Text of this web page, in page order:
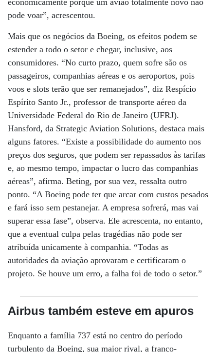
economicamente porque um avião totalmente novo não
pode voar”, acrescentou.
Mais que os negócios da Boeing, os efeitos podem se
estender a todo o setor e chegar, inclusive, aos
consumidores. “No curto prazo, quem sofre são os
passageiros, companhias aéreas e os aeroportos, pois
voos e slots terão que ser remanejados”, diz Respício
Espírito Santo Jr., professor de transporte aéreo da
Universidade Federal do Rio de Janeiro (UFRJ).
Hansford, da Strategic Aviation Solutions, destaca mais
alguns fatores. “Existe a possibilidade do aumento nos
preços dos seguros, que podem ser repassados às tarifas
e, ao mesmo tempo, impactar o lucro das companhias
aéreas”, afirma. Beting, por sua vez, ressalta outro
ponto. “A Boeing pode ter que arcar com custos pesados
e fará isso sem pestanejar. A empresa sofrerá, mas vai
superar essa fase”, observa. Ele acrescenta, no entanto,
que a eventual culpa pelas tragédias não pode ser
atribuída unicamente à companhia. “Todas as
autoridades da aviação aprovaram e certificaram o
projeto. Se houve um erro, a falha foi de todo o setor.”
Airbus também esteve em apuros
Enquanto a família 737 está no centro do período
turbulento da Boeing, sua maior rival, a franco-